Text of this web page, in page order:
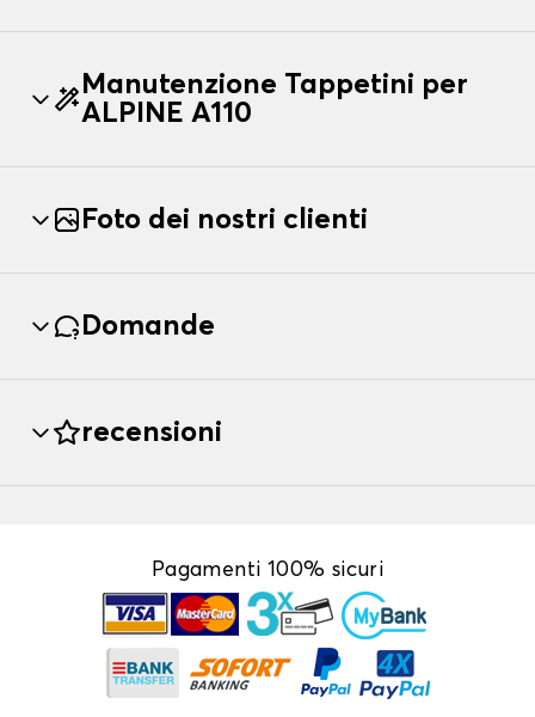
Manutenzione Tappetini per
ALPINE A110
Foto dei nostri clienti
Domande
recensioni
Pagamenti 100% sicuri